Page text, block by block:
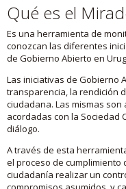
Qué es el
Es una herramienta de
conozcan las diferentes
de Gobierno Abierto en
Las iniciativas de Gobierno
transparencia, la rendición
ciudadana. Las mismas
acordadas con la Sociedad
diálogo.
A través de esta
el proceso de cumplimiento
ciudadanía realizar un